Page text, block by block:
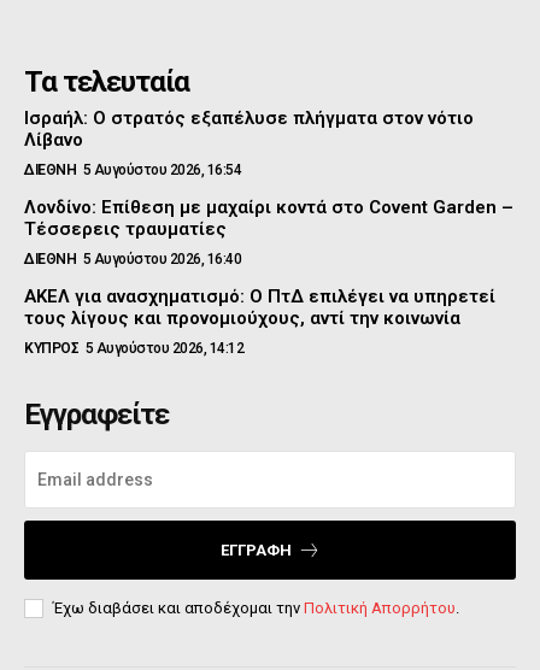
Τα τελευταία
Ισραήλ: Ο στρατός εξαπέλυσε πλήγματα στον νότιο
Λίβανο
ΔΙΕΘΝΗ 5 Αυγούστου 2026, 16:54
Λονδίνο: Επίθεση με μαχαίρι κοντά στο Covent Garden –
Τέσσερεις τραυματίες
ΔΙΕΘΝΗ 5 Αυγούστου 2026, 16:40
ΑΚΕΛ για ανασχηματισμό: Ο ΠτΔ επιλέγει να υπηρετεί
τους λίγους και προνομιούχους, αντί την κοινωνία
ΚΥΠΡΟΣ 5 Αυγούστου 2026, 14:12
Εγγραφείτε
ΕΓΓΡΑΦΉ
Έχω διαβάσει και αποδέχομαι την Πολιτική Απορρήτου.